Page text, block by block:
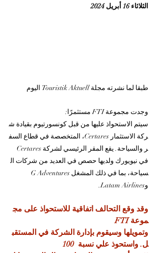
الثلاثاء 16 أبريل 2024
طبقا لما نشرته مجلة Touristik Aktuell اليوم
وجدت مجموعة FTI مستثمرًا:
سيتم الاستحواذ عليها من قبل كونسورتيوم بقيادة ش
ركة الاستثمار Certares، المتخصصة في قطاع السف
في نيويورك ولديها حصص في العديد من شركات ال
وLatam Airlines.
وقد وقع التحالف اتفاقية للاستحواذ على مج
موعة FTI
وتمويلها وسيقوم بإدارة الشركة في المستقب